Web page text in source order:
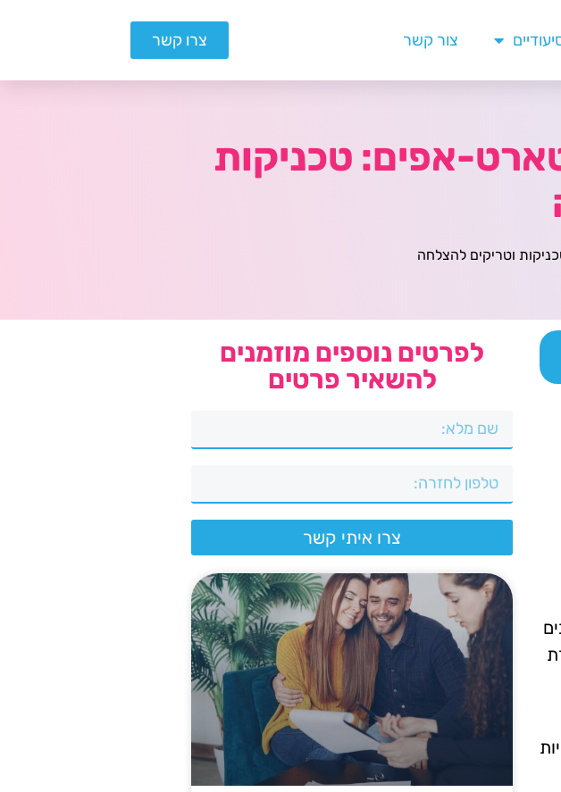
צור קשר צרו קשר
אפים: טכניקות
וטריקים להצלחה
לפרטים נוספים מוזמנים
להשאיר פרטים
צרו איתי קשר